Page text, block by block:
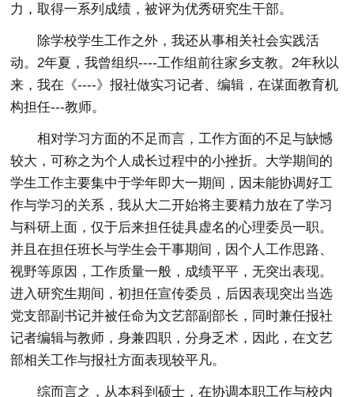
力，取得一系列成绩，被评为优秀研究生干部。
除学校学生工作之外，我还从事相关社会实践活
动。2年夏，我曾组织----工作组前往家乡支教。2年秋以
来，我在《----》报社做实习记者、编辑，在谋面教育机
构担任---教师。
相对学习方面的不足而言，工作方面的不足与缺憾
较大，可称之为个人成长过程中的小挫折。大学期间的
学生工作主要集中于学年即大一期间，因未能协调好工
作与学习的关系，我从大二开始将主要精力放在了学习
与科研上面，仅于后来担任徒具虚名的心理委员一职。
并且在担任班长与学生会干事期间，因个人工作思路、
视野等原因，工作质量一般，成绩平平，无突出表现。
进入研究生期间，初担任宣传委员，后因表现突出当选
党支部副书记并被任命为文艺部副部长，同时兼任报社
记者编辑与教师，身兼四职，分身乏术，因此，在文艺
部相关工作与报社方面表现较平凡。
综而言之，从本科到硕士，在协调本职工作与校内